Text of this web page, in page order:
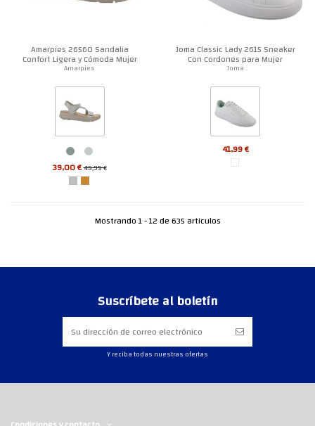
Amarpies 26560 Sandalia
Confort Ligera y Cómoda Mujer
Amarpies
39,00 €45,95 €
Joma Classic Lady 2615 Sneaker
Con Cordones para Mujer
Joma
41,99 €
Mostrando 1 - 12 de 635 articulos
Suscríbete al boletín
Y reciba todas nuestras ofertas